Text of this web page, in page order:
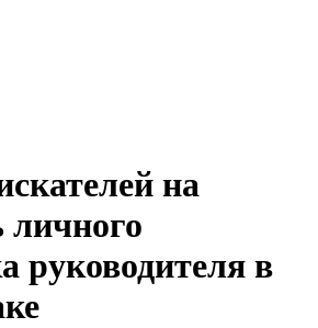
на
личного
руководителя в